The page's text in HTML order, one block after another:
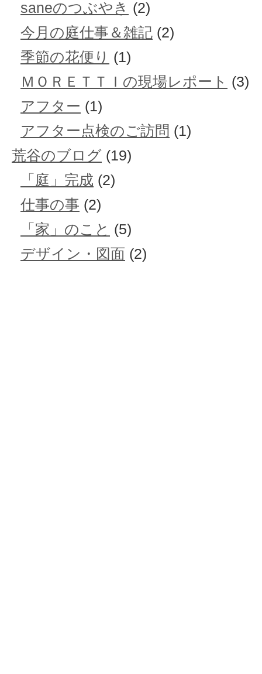
saneのつぶやき (2)
今月の庭仕事＆雑記 (2)
季節の花便り (1)
ＭＯＲＥＴＴＩの現場レポート (3)
アフター (1)
アフター点検のご訪問 (1)
荒谷のブログ (19)
「庭」完成 (2)
仕事の事 (2)
「家」のこと (5)
デザイン・図面 (2)